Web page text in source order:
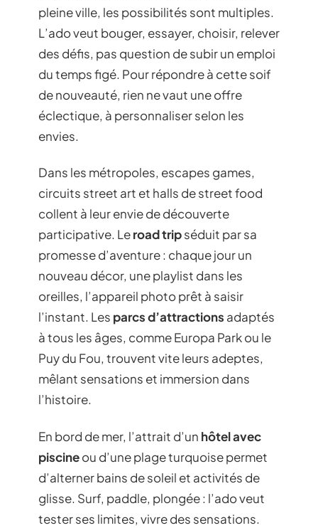
pleine ville, les possibilités sont multiples.
L’ado veut bouger, essayer, choisir, relever
des défis, pas question de subir un emploi
du temps figé. Pour répondre à cette soif
de nouveauté, rien ne vaut une offre
éclectique, à personnaliser selon les
envies.
Dans les métropoles, escapes games,
circuits street art et halls de street food
collent à leur envie de découverte
participative. Leroad tripséduit par sa
promesse d’aventure : chaque jour un
nouveau décor, une playlist dans les
oreilles, l’appareil photo prêt à saisir
l’instant. Les parcs d’attractions adaptés
à tous les âges, comme Europa Park ou le
Puy du Fou, trouvent vite leurs adeptes,
mêlant sensations et immersion dans
l’histoire.
En bord de mer, l’attrait d’un hôtel avec
piscineou d’une plage turquoise permet
d’alterner bains de soleil et activités de
glisse. Surf, paddle, plongée : l’ado veut
tester ses limites, vivre des sensations.